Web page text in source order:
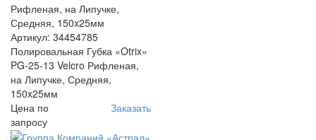
Артикул: 34454785
Полировальная Губка «Otrix»
PG-25-13 Velcro Рифленая,
на Липучке, Средняя,
150x25мм
Цена по
запросу
Заказать